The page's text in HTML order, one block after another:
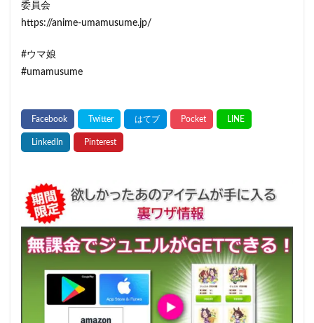
委員会
https://anime-umamusume.jp/
#ウマ娘
#umamusume